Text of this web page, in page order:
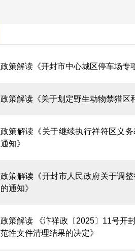
政策解读《开封市中心城区停车场专
政策解读《关于划定野生动物禁猎区
政策解读《关于继续执行祥符区义
通知》
政策解读《开封市人民政府关于调
的通知》
政策解读 《汴祥政〔2025〕11号开
范性文件清理结果的决定》